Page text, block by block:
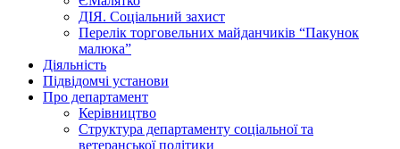
ДІЯ. Соціальний захист
Перелік торговельних майданчиків “Пакунок
малюка”
Діяльність
Підвідомчі установи
Про департамент
Керівництво
Структура департаменту соціальної та
ветеранської політики